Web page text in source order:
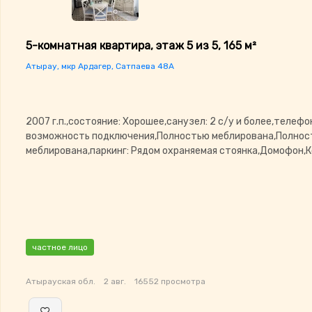
5-комнатная квартира, этаж 5 из 5, 165 м²
Атырау, мкр Ардагер, Сатпаева 48А
2007 г.п.,состояние: Хорошее,санузел: 2 с/у и
возможность подключения,Полностью
меблирована,паркинг: Рядом охраняемая
частное лицо
Атырауская обл. 2 авг. 16552 просмотра